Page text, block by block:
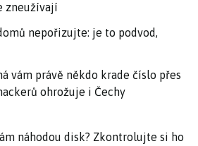
zneužívají
nepořizujte: je to podvod,
vám právě někdo krade číslo přes
ohrožuje i Čechy
náhodou disk? Zkontrolujte si ho